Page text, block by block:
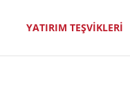
YATIRIM TEŞVİKLERİ